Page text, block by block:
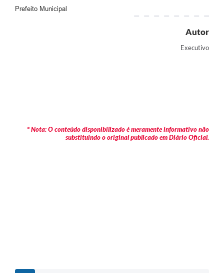
Prefeito Municipal
Autor
Executivo
* Nota: O conteúdo disponibilizado é meramente informativo não
substituindo o original publicado em Diário Oficial.